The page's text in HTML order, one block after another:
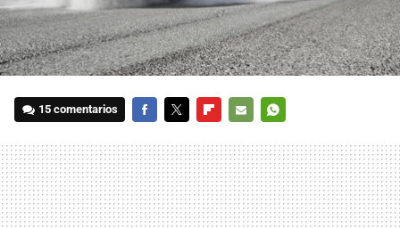
15 comentarios
MAIL